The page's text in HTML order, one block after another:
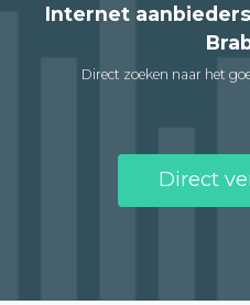
Internet
Direct zoeken naar het
Direct